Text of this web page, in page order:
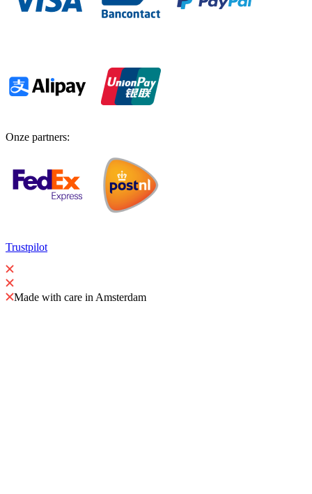
Onze partners:
Trustpilot
Made with care in Amsterdam